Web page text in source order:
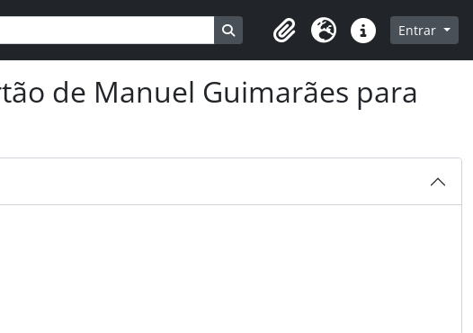
Busque na página de navegação
Clipboard
Idioma Ligações rápidas
Entrar
de Manuel Guimarães para